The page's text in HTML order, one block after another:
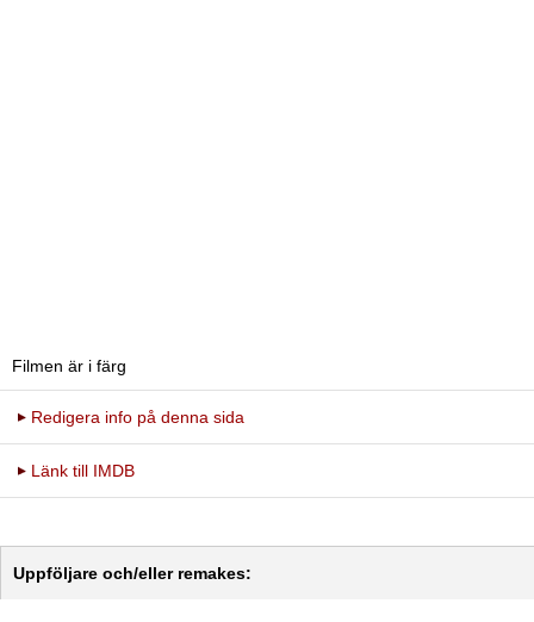
Filmen är i färg
Redigera info på denna sida
Länk till IMDB
Uppföljare och/eller remakes: